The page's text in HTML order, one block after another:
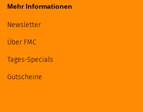
Mehr Informationen
Newsletter
Über FMC
Tages-Specials
Gutscheine